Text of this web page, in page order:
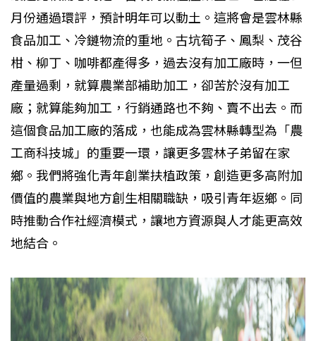
月份通過環評，預計明年可以動土。這將會是雲林縣
食品加工、冷鏈物流的重地。古坑筍子、鳳梨、茂谷
柑、柳丁、咖啡都產得多，過去沒有加工廠時，一但
產量過剩，就算農業部補助加工，卻苦於沒有加工
廠；就算能夠加工，行銷通路也不夠、賣不出去。而
這個食品加工廠的落成，也能成為雲林縣轉型為「農
工商科技城」的重要一環，讓更多雲林子弟留在家
鄉。我們將強化青年創業扶植政策，創造更多高附加
價值的農業與地方創生相關職缺，吸引青年返鄉。同
時推動合作社經濟模式，讓地方資源與人才能更高效
地結合。